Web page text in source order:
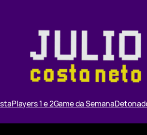
Players 1 e 2Game da Semana